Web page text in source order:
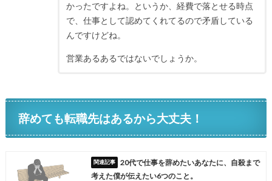
かったですよね。というか、経費で落とせる時点
で、仕事として認めてくれてるので矛盾している
んですけどね。
営業あるあるではないでしょうか。
辞めても転職先はあるから大丈夫！
20代で仕事を辞めたいあなたに、自殺まで
考えた僕が伝えたい6つのこと。